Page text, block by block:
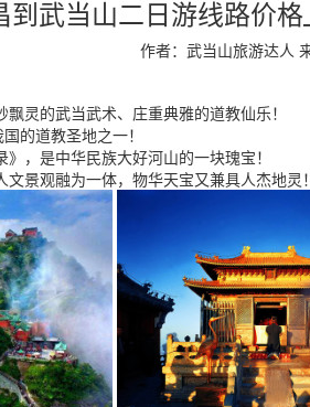
到武当山二日游线路价
作者：武当山旅游达人
灵的武当武术、庄重典雅的道教仙乐！
的道教圣地之一！
，是中华民族大好河山的一块瑰宝！
景观融为一体，物华天宝又兼具人杰地灵！